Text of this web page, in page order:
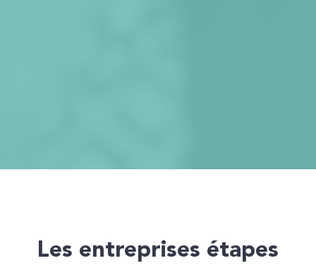
Les entreprises étapes